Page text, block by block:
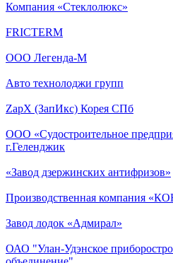
Компания «Стеклолюкс»
FRICTERM
ООО Легенда-М
Авто технолоджи групп
ZapX (ЗапИкс) Корея СПб
ООО «Судостроительное
г.Геленджик
«Завод дзержинских антифризов»
Производственная компания
Завод лодок «Адмирал»
ОАО "Улан-Удэнское